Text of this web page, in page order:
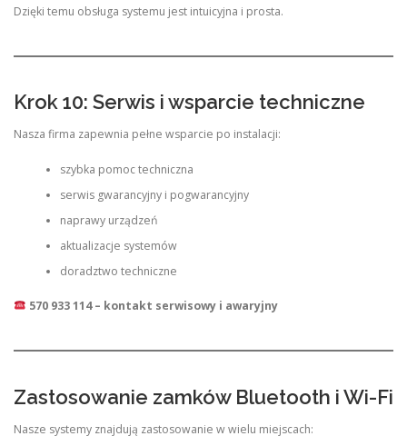
Dzięki temu obsługa systemu jest intuicyjna i prosta.
Krok 10: Serwis i wsparcie techniczne
Nasza firma zapewnia pełne wsparcie po instalacji:
szybka pomoc techniczna
serwis gwarancyjny i pogwarancyjny
naprawy urządzeń
aktualizacje systemów
doradztwo techniczne
570 933 114 – kontakt serwisowy i awaryjny
Zastosowanie zamków Bluetooth i Wi-Fi
Nasze systemy znajdują zastosowanie w wielu miejscach: